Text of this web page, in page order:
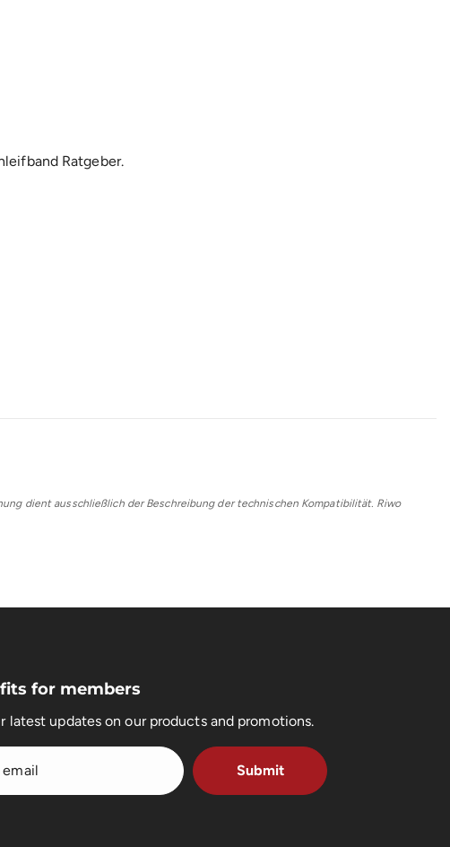
Ratgeber.
dient ausschließlich der Beschreibung der technischen Kompatibilität. Riwo
for members
latest updates on our products and promotions.
Submit